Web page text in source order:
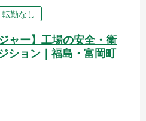
転勤なし
ャー】工場の安全・衛
ション｜福島・富岡町